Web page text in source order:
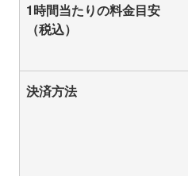
1時間当たりの料金目安
（税込）
決済方法